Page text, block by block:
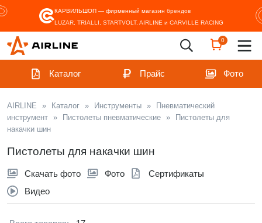
КАРВИЛЬШОП — фирменный магазин брендов
LUZAR, TRIALLI, STARTVOLT, AIRLINE и CARVILLE RACING
0
Каталог Прайс Фото
AIRLINE » Каталог » Инструменты »
Пневматический
инструмент » Пистолеты пневматические »
Пистолеты для
накачки шин
Пистолеты для накачки шин
Скачать фото Фото
Сертификаты
Видео